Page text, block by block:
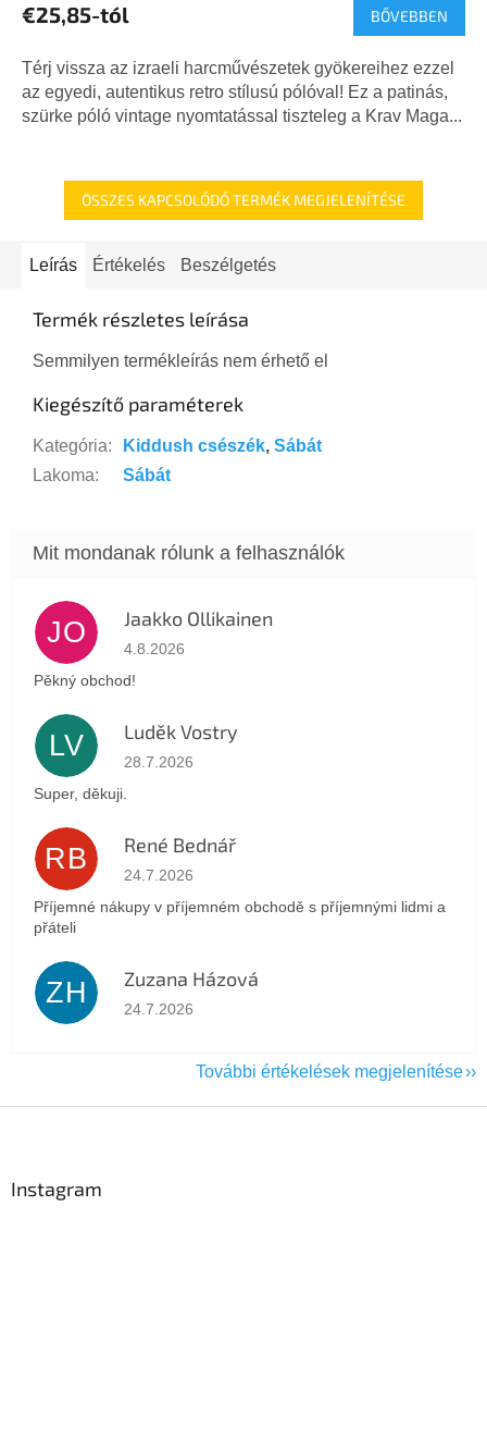
€25,85-tól BŐVEBBEN
Térj vissza az izraeli harcművészetek gyökereihez ezzel
az egyedi, autentikus retro stílusú pólóval! Ez a patinás,
szürke póló vintage nyomtatással tiszteleg a Krav Maga...
ÖSSZES KAPCSOLÓDÓ TERMÉK MEGJELENÍTÉSE
Leírás Értékelés Beszélgetés
Termék részletes leírása
Semmilyen termékleírás nem érhető el
Kiegészítő paraméterek
Kategória: Kiddush csészék, Sábát
Lakoma: Sábát
JO Jaakko Ollikainen
Az áruház értékelése 5-ből 5 csillag.
4.8.2026
Pěkný obchod!
LV Luděk Vostry
Az áruház értékelése 5-ből 5 csillag.
28.7.2026
Super, děkuji.
RB René Bednář
Az áruház értékelése 5-ből 5 csillag.
24.7.2026
Příjemné nákupy v příjemném obchodě s příjemnými lidmi a
přáteli
ZH Zuzana Házová
Az áruház értékelése 5-ből 5 csillag.
24.7.2026
További értékelések megjelenítése
Instagram